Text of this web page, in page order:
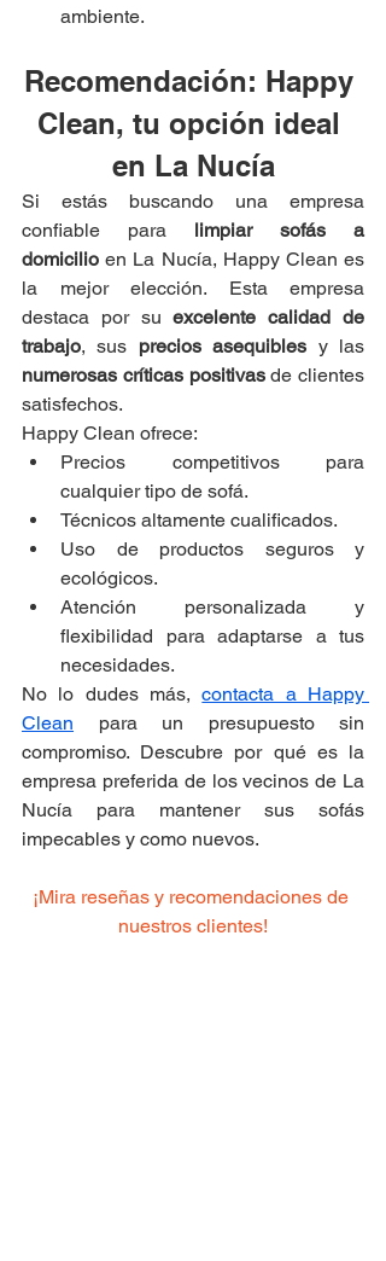
ambiente.
Recomendación: Happy
Clean, tu opción ideal
en La Nucía
Si estás buscando una empresa
confiable para limpiar sofás a
domicilio en La Nucía, Happy Clean es
la mejor elección. Esta empresa
destaca por su excelente calidad de
trabajo, sus precios asequibles
numerosas críticas positivas de clientes
satisfechos.
Happy Clean ofrece:
Precios competitivos para
cualquier tipo de sofá.
Técnicos altamente cualificados.
Uso de productos seguros y
ecológicos.
Atención personalizada y
flexibilidad para adaptarse a tus
necesidades.
No lo dudes más, contacta a Happy
Clean para un presupuesto sin
compromiso. Descubre por qué es la
empresa preferida de los vecinos de La
Nucía para mantener sus sofás
impecables y como nuevos.
¡Mira reseñas y recomendaciones de
nuestros clientes!